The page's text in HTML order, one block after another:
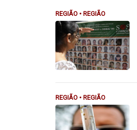
REGIÃO • REGIÃO
REGIÃO • REGIÃO